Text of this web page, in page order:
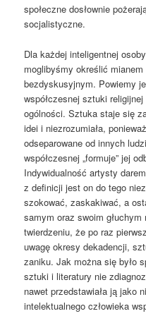
społeczne dosłownie
socjalistyczne.
Dla każdej inteligentnej
moglibyśmy określić
bezdyskusyjnym. Powiemy
współczesnej sztuki
ogólności. Sztuka staje się
idei i niezrozumiała,
odseparowane od innych
współczesnej „formuje” jej
Indywidualność artysty
z definicji jest on do tego
szokować, zaskakiwać, a
samym oraz swoim
twierdzeniu, że po raz
uwagę okresy dekadencji,
zaniku. Jak można się było
sztuki i literatury nie
nawet przedstawiała ją jako
intelektualnego człowieka